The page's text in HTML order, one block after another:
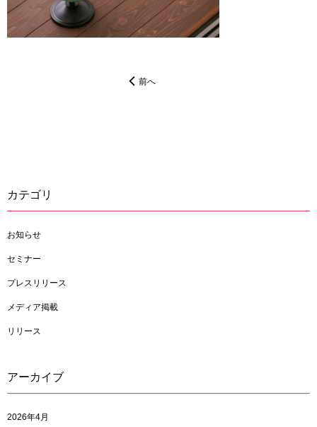
前へ
カテゴリ
お知らせ
セミナー
プレスリリース
メディア掲載
リリース
アーカイブ
2026年4月